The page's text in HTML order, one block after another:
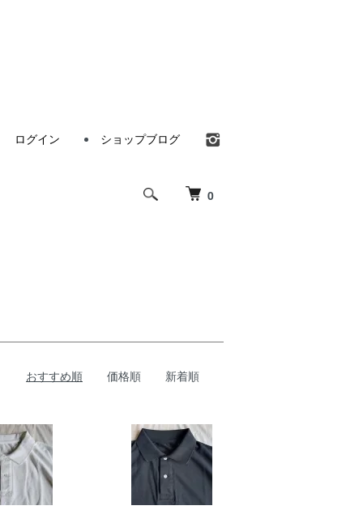
0
ログイン ショップブログ
おすすめ順 価格順 新着順